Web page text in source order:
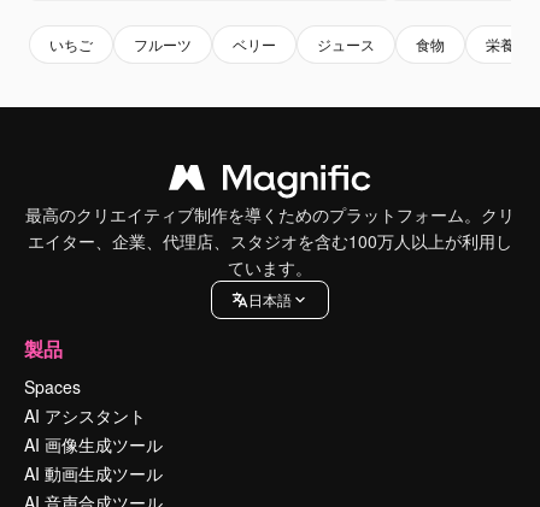
いちご フルーツ ベリー ジュース 食物 栄養
最高のクリエイティブ制作を導くためのプラットフォーム。クリ
エイター、企業、代理店、スタジオを含む100万人以上が利用し
ています。
日本語
製品
Spaces
AI アシスタント
AI 画像生成ツール
AI 動画生成ツール
AI 音声合成ツール